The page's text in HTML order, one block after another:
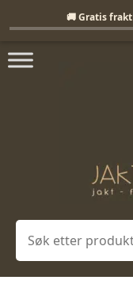
Søk
🚚 Gratis